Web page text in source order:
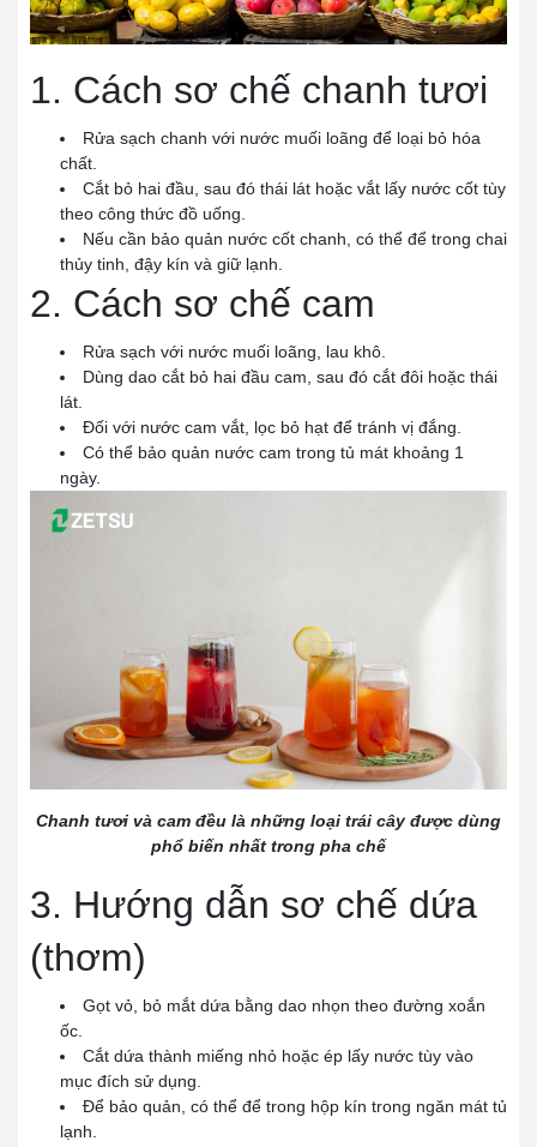
1. Cách sơ chế chanh tươi
Rửa sạch chanh với nước muối loãng để loại bỏ hóa
chất.
Cắt bỏ hai đầu, sau đó thái lát hoặc vắt lấy nước cốt tùy
theo công thức đồ uống.
Nếu cần bảo quản nước cốt chanh, có thể để trong chai
thủy tinh, đậy kín và giữ lạnh.
2. Cách sơ chế cam
Rửa sạch với nước muối loãng, lau khô.
Dùng dao cắt bỏ hai đầu cam, sau đó cắt đôi hoặc thái
lát.
Đối với nước cam vắt, lọc bỏ hạt để tránh vị đắng.
Có thể bảo quản nước cam trong tủ mát khoảng 1
ngày.
Chanh tươi và cam đều là những loại trái cây được dùng
phổ biến nhất trong pha chế
3. Hướng dẫn sơ chế dứa
(thơm)
Gọt vỏ, bỏ mắt dứa bằng dao nhọn theo đường xoắn
ốc.
Cắt dứa thành miếng nhỏ hoặc ép lấy nước tùy vào
mục đích sử dụng.
Để bảo quản, có thể để trong hộp kín trong ngăn mát tủ
lạnh.